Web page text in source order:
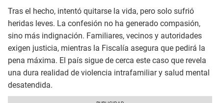
Tras el hecho, intentó quitarse la vida, pero solo sufrió
heridas leves. La confesión no ha generado compasión,
sino más indignación. Familiares, vecinos y autoridades
exigen justicia, mientras la Fiscalía asegura que pedirá la
pena máxima. El país sigue de cerca este caso que revela
una dura realidad de violencia intrafamiliar y salud mental
desatendida.